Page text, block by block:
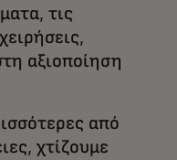
τις
αξιοποίηση
από
χτίζουμε